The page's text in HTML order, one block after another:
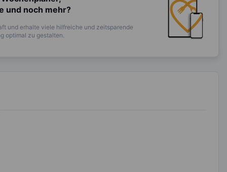
und noch mehr?
und erhalte viele hilfreiche und zeitsparende
optimal zu gestalten.